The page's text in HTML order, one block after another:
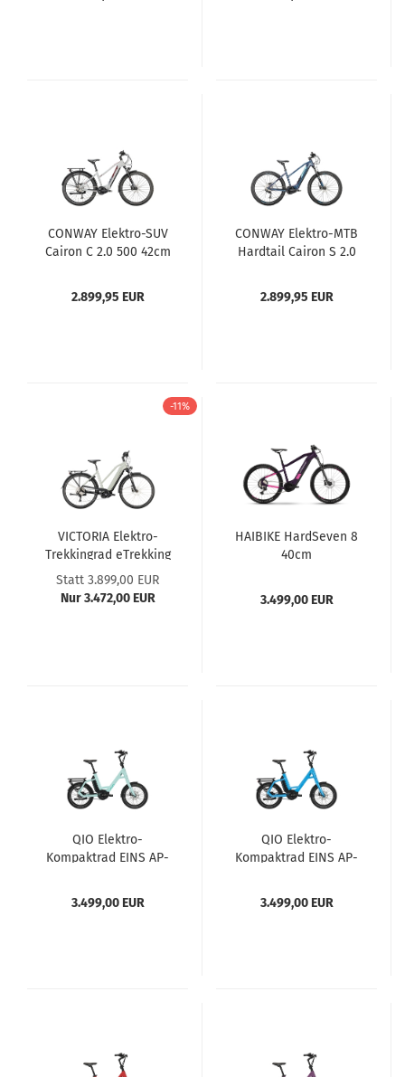
CONWAY Elektro-SUV
Cairon C 2.0 500 42cm
2.899,95 EUR
CONWAY Elektro-MTB
Hardtail Cairon S 2.0
2.899,95 EUR
-11%
VICTORIA Elektro-
Trekkingrad eTrekking
12.9 Damen 48cm grau
Statt 3.899,00 EUR
Nur 3.472,00 EUR
HAIBIKE HardSeven 8
40cm
3.499,00 EUR
QIO Elektro-
Kompaktrad EINS AP-
3.499,00 EUR
QIO Elektro-
Kompaktrad EINS AP-
3.499,00 EUR